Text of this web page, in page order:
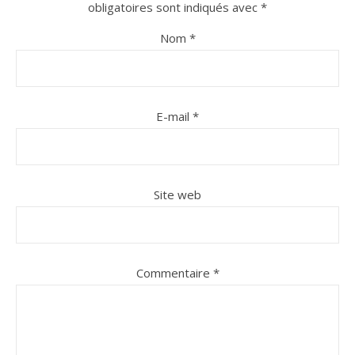
sur Instagram
obligatoires sont indiqués avec *
Nom *
E-mail *
Site web
Commentaire *